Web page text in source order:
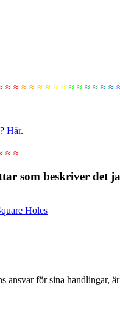
≈ ≈ ≈ ≈ ≈ ≈ ≈ ≈ ≈ ≈ ≈ ≈ ≈ ≈
Här.
≈ ≈
som beskriver det
Holes
ansvar för sina handlingar,